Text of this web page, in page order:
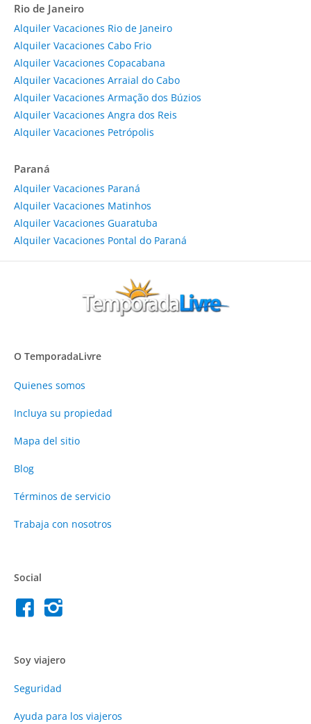
Rio de Janeiro
Alquiler Vacaciones Rio de Janeiro
Alquiler Vacaciones Cabo Frio
Alquiler Vacaciones Copacabana
Alquiler Vacaciones Arraial do Cabo
Alquiler Vacaciones Armação dos Búzios
Alquiler Vacaciones Angra dos Reis
Alquiler Vacaciones Petrópolis
Paraná
Alquiler Vacaciones Paraná
Alquiler Vacaciones Matinhos
Alquiler Vacaciones Guaratuba
Alquiler Vacaciones Pontal do Paraná
O TemporadaLivre
Quienes somos
Incluya su propiedad
Mapa del sitio
Blog
Términos de servicio
Trabaja con nosotros
Social
Soy viajero
Seguridad
Ayuda para los viajeros